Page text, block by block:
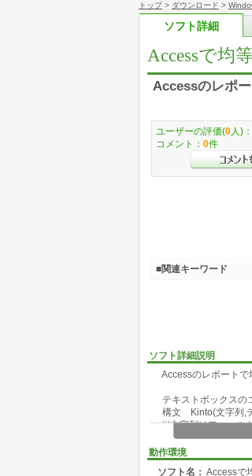
トップ> ダウンロード >
ソフト詳細
Accessで均
Accessのレポ
ソフト詳細説明
Accessのレポートで
テキストボックスの
構文 Kinto(文字列,
※文字列はフィール
例1.Kinto("鈴木博幸
例2.Kinto("鈴木博
動作環境
ソフト名： Accessで
ユーザーの評価(0 人)：
コメント： 0件
■関連キーワード